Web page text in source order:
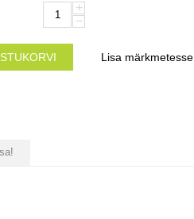
+
−
Lisa märkmetesse